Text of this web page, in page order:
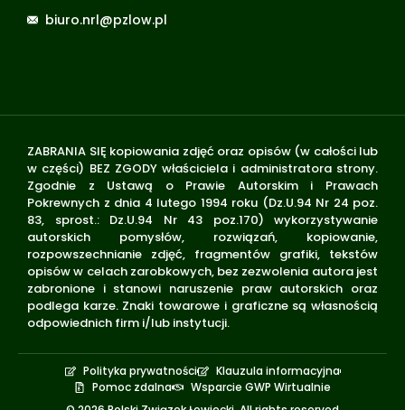
biuro.nrl@pzlow.pl
ZABRANIA SIĘ kopiowania zdjęć oraz opisów (w całości lub
w części) BEZ ZGODY właściciela i administratora strony.
Zgodnie z Ustawą o Prawie Autorskim i Prawach
Pokrewnych z dnia 4 lutego 1994 roku (Dz.U.94 Nr 24 poz.
83, sprost.: Dz.U.94 Nr 43 poz.170) wykorzystywanie
autorskich pomysłów, rozwiązań, kopiowanie,
rozpowszechnianie zdjęć, fragmentów grafiki, tekstów
opisów w celach zarobkowych, bez zezwolenia autora jest
zabronione i stanowi naruszenie praw autorskich oraz
podlega karze. Znaki towarowe i graficzne są własnością
odpowiednich firm i/lub instytucji.
Polityka prywatności
Klauzula informacyjna
Pomoc zdalna
Wsparcie GWP Wirtualnie